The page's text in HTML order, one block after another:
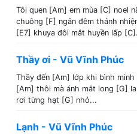
Tôi quen [Am] em mùa [C] noel
chuông [F] ngân đêm thánh
[E7] khuya đôi mắt huyền lấp
Thầy ơi - Vũ Vĩnh Phúc
Thầy đến [Am] lớp khi bình
[Am] thôi mà ánh mắt long [G]
rơi từng hạt [G] nhỏ...
Lạnh - Vũ Vĩnh Phúc